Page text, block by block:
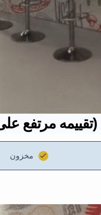
مرتفع
مخزون